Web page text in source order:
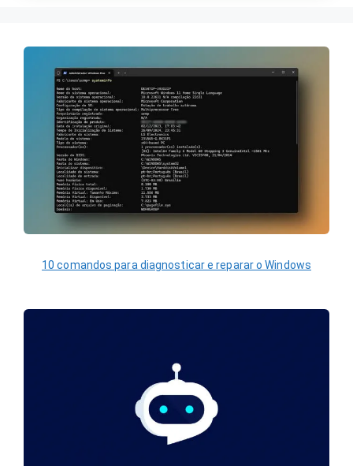
10 comandos para diagnosticar e reparar o Windows